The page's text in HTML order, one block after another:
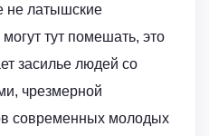
не латышские
тут помешать, это
засилье людей со
чрезмерной
современных молодых